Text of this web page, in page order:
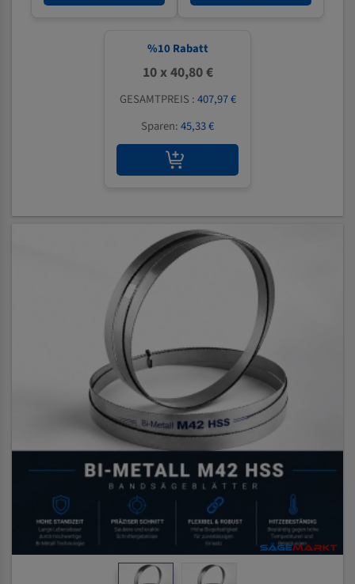
%10 Rabatt
10 x 40,80 €
GESAMTPREIS :407,97 €
Sparen:45,33 €